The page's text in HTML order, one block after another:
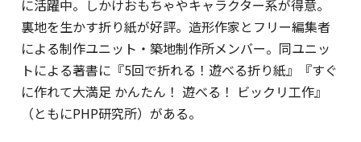
に活躍中。しかけおもちゃやキャラクター系が得意。
裏地を生かす折り紙が好評。造形作家とフリー編集者
による制作ユニット・築地制作所メンバー。同ユニッ
トによる著書に『5回で折れる！遊べる折り紙』『すぐ
に作れて大満足 かんたん！ 遊べる！ ビックリ工作』
（ともにPHP研究所）がある。